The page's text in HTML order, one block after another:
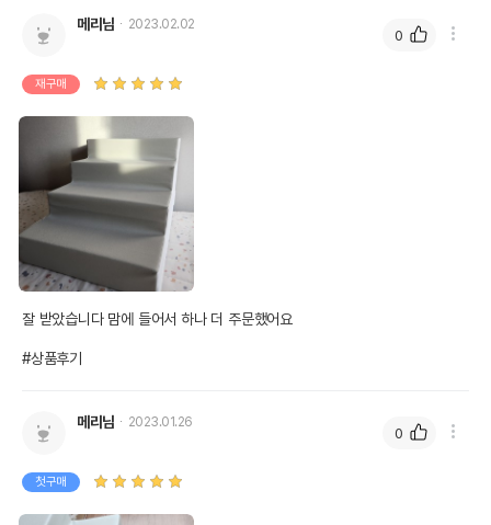
메리님 2023.02.02
재구매
잘 받았습니다 맘에 들어서 하나 더 주문했어요
#상품후기
0
메리님 2023.01.26
첫구매
0